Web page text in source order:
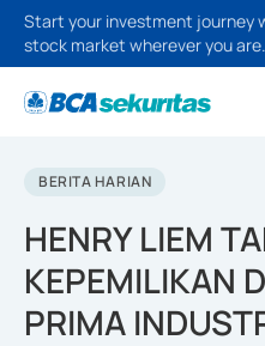
Start your investment journey
stock market wherever you are.
BERITA HARIAN
HENRY LIEM
KEPEMILIKAN
PRIMA